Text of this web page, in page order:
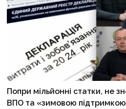
Попри мільйонні статки, не
ВПО та «зимовою